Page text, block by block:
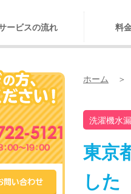
ービスの流れ 料
ホーム
洗濯機水
東京
した